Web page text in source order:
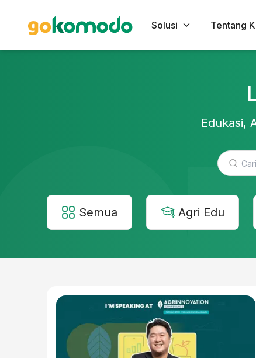
Solusi Tentang
Edukasi,
Semua Agri Edu